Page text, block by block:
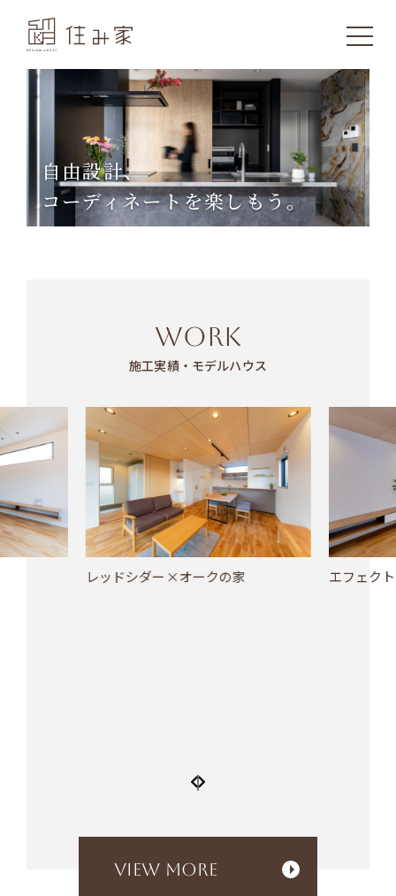
自由設計、
コーディネートを楽しもう。
WORK
施工実績・モデルハウス
レッドシダー×オークの家 エフェク
VIEW MORE